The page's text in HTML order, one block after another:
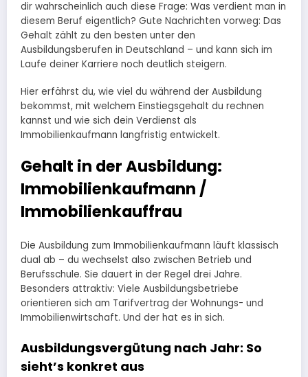
dir wahrscheinlich auch diese Frage: Was verdient man in
diesem Beruf eigentlich? Gute Nachrichten vorweg: Das
Gehalt zählt zu den besten unter den
Ausbildungsberufen in Deutschland – und kann sich im
Laufe deiner Karriere noch deutlich steigern.
Hier erfährst du, wie viel du während der Ausbildung
bekommst, mit welchem Einstiegsgehalt du rechnen
kannst und wie sich dein Verdienst als
Immobilienkaufmann langfristig entwickelt.
Gehalt in der Ausbildung:
Immobilienkaufmann /
Immobilienkauffrau
Die Ausbildung zum Immobilienkaufmann läuft klassisch
dual ab – du wechselst also zwischen Betrieb und
Berufsschule. Sie dauert in der Regel drei Jahre.
Besonders attraktiv: Viele Ausbildungsbetriebe
orientieren sich am Tarifvertrag der Wohnungs- und
Immobilienwirtschaft. Und der hat es in sich.
Ausbildungsvergütung nach Jahr: So
sieht’s konkret aus